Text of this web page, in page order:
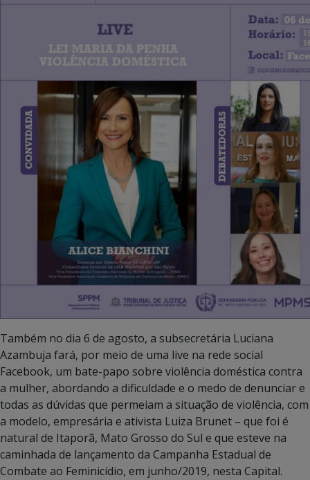
Também no dia 6 de agosto, a subsecretária Luciana
Azambuja fará, por meio de uma live na rede social
Facebook, um bate-papo sobre violência doméstica contra
a mulher, abordando a dificuldade e o medo de denunciar e
todas as dúvidas que permeiam a situação de violência, com
a modelo, empresária e ativista Luiza Brunet – que foi é
natural de Itaporã, Mato Grosso do Sul e que esteve na
caminhada de lançamento da Campanha Estadual de
Combate ao Feminicídio, em junho/2019, nesta Capital.